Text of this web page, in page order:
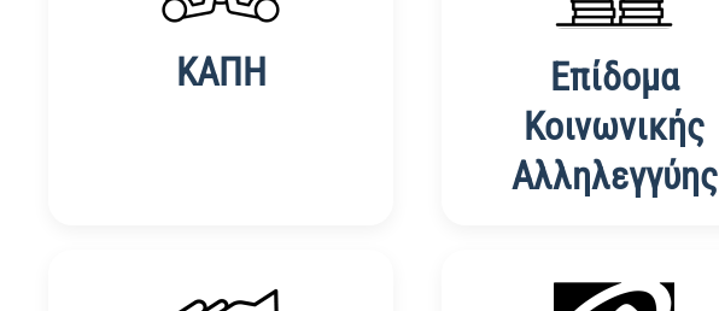
ΚΑΠΗ
Επίδομα
Κοινωνικής
Αλληλεγγύης